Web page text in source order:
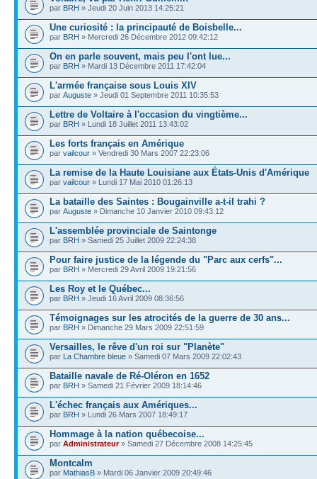
par BRH » Jeudi 20 Juin 2013 14:25:21
Une curiosité : la principauté de Boisbelle...
par BRH » Mercredi 26 Décembre 2012 09:42:12
On en parle souvent, mais peu l'ont lue...
par BRH » Mardi 13 Décembre 2011 17:42:04
L'armée française sous Louis XIV
par Auguste » Jeudi 01 Septembre 2011 10:35:53
Lettre de Voltaire à l'occasion du vingtième...
par BRH » Lundi 18 Juillet 2011 13:43:02
Les forts français en Amérique
par vailcour » Vendredi 30 Mars 2007 22:23:06
La remise de la Haute Louisiane aux États-Unis d'Amérique
par vailcour » Lundi 17 Mai 2010 01:26:13
La bataille des Saintes : Bougainville a-t-il trahi ?
par Auguste » Dimanche 10 Janvier 2010 09:43:12
L'assemblée provinciale de Saintonge
par BRH » Samedi 25 Juillet 2009 22:24:38
Pour faire justice de la légende du "Parc aux cerfs"...
par BRH » Mercredi 29 Avril 2009 19:21:56
Les Roy et le Québec...
par BRH » Jeudi 16 Avril 2009 08:36:56
Témoignages sur les atrocités de la guerre de 30 ans...
par BRH » Dimanche 29 Mars 2009 22:51:59
Versailles, le rêve d'un roi sur "Planète"
par La Chambre bleue » Samedi 07 Mars 2009 22:02:43
Bataille navale de Ré-Oléron en 1652
par BRH » Samedi 21 Février 2009 18:14:46
L'échec français aux Amériques...
par BRH » Lundi 26 Mars 2007 18:49:17
Hommage à la nation québecoise...
par Administrateur» Samedi 27 Décembre 2008 14:25:45
Montcalm
par MathiasB » Mardi 06 Janvier 2009 20:49:46